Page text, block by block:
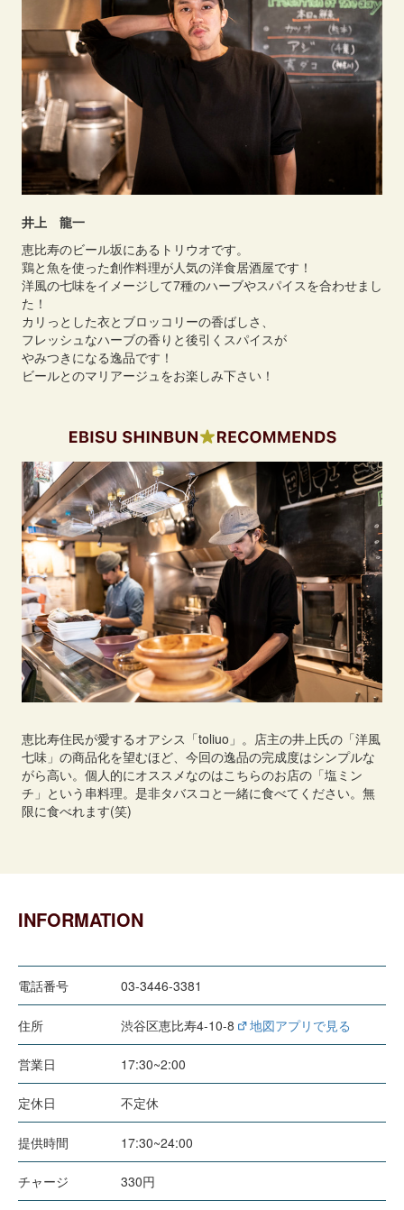
井上 龍一
恵比寿のビール坂にあるトリウオです。
鶏と魚を使った創作料理が人気の洋食居酒屋です！
洋風の七味をイメージして7種のハーブやスパイスを合わせまし
た！
カリっとした衣とブロッコリーの香ばしさ、
フレッシュなハーブの香りと後引くスパイスが
やみつきになる逸品です！
ビールとのマリアージュをお楽しみ下さい！
恵比寿住民が愛するオアシス「toliuo」。店主の井上氏の「洋風
七味」の商品化を望むほど、今回の逸品の完成度はシンプルな
がら高い。個人的にオススメなのはこちらのお店の「塩ミン
チ」という串料理。是非タバスコと一緒に食べてください。無
限に食べれます(笑)
INFORMATION
電話番号 03-3446-3381
住所 渋谷区恵比寿4-10-8 地図アプリで見る
営業日 17:30~2:00
定休日 不定休
提供時間 17:30~24:00
チャージ 330円